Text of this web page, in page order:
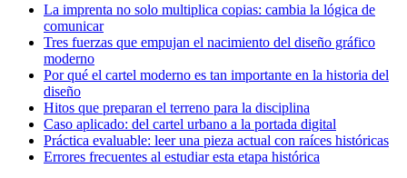
La imprenta no solo multiplica copias: cambia la lógica de
comunicar
Tres fuerzas que empujan el nacimiento del diseño gráfico
moderno
Por qué el cartel moderno es tan importante en la historia del
diseño
Hitos que preparan el terreno para la disciplina
Caso aplicado: del cartel urbano a la portada digital
Práctica evaluable: leer una pieza actual con raíces históricas
Errores frecuentes al estudiar esta etapa histórica